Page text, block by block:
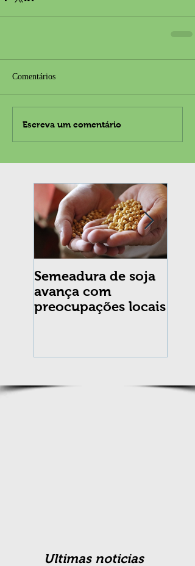
Semeadura de soja
avança com
preocupações locais
Comentários
Escreva um comentário
Ultimas noticias